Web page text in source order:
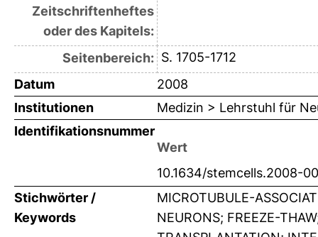
Zeitschriftenheftes
oder des Kapitels:
Seitenbereich: S. 1705-1712
Datum
2008
Institutionen
Medizin > Lehrstuhl für
Identifikationsnummer
Wert
10.1634/stemcells.2008-
Stichwörter /
Keywords
MICROTUBULE-
NEURONS; FREEZE-